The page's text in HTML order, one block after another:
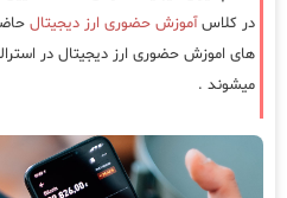
در کلاسآموزش حضوری ارز دیجیتال
های اموزش حضوری ارز دیجیتال در
میشوند .